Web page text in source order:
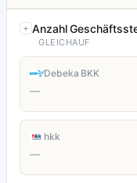
Anzahl
GLEICHAUF
Debeka BKK
—
hkk
—